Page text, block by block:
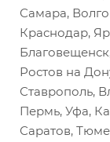
Самара,
Краснодар,
Ростов на
Ставрополь,
Пермь, Уфа,
Саратов,